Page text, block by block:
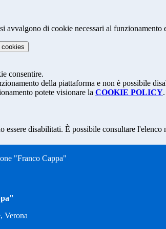
avvalgono di cookie necessari al
cookies
consentire.
della piattaforma e non è possibile
potete visionare la COOKIE POLICY.
essere disabilitati. È possibile consultare
"Franco Cappa"
Verona